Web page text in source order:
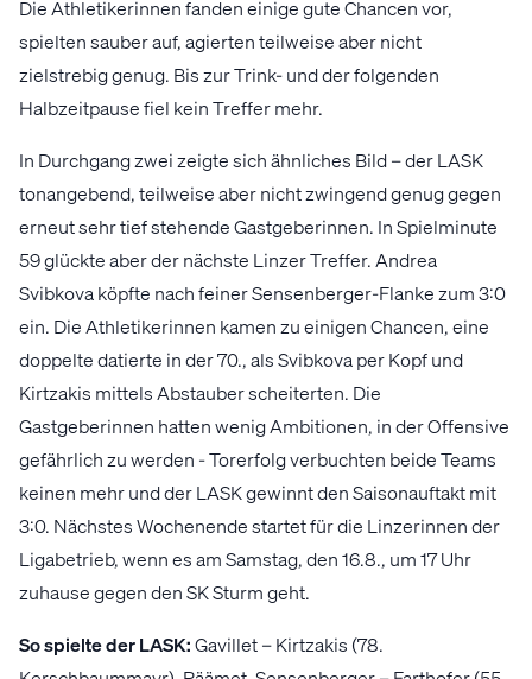
Die Athletikerinnen fanden einige gute Chancen vor,
spielten sauber auf, agierten teilweise aber nicht
zielstrebig genug. Bis zur Trink- und der folgenden
Halbzeitpause fiel kein Treffer mehr.
In Durchgang zwei zeigte sich ähnliches Bild – der LASK
tonangebend, teilweise aber nicht zwingend genug gegen
erneut sehr tief stehende Gastgeberinnen. In Spielminute
59 glückte aber der nächste Linzer Treffer. Andrea
Svibkova köpfte nach feiner Sensenberger-Flanke zum 3:0
ein. Die Athletikerinnen kamen zu einigen Chancen, eine
doppelte datierte in der 70., als Svibkova per Kopf und
Kirtzakis mittels Abstauber scheiterten. Die
Gastgeberinnen hatten wenig Ambitionen, in der Offensive
gefährlich zu werden - Torerfolg verbuchten beide Teams
keinen mehr und der LASK gewinnt den Saisonauftakt mit
3:0. Nächstes Wochenende startet für die Linzerinnen der
Ligabetrieb, wenn es am Samstag, den 16.8., um 17 Uhr
zuhause gegen den SK Sturm geht.
So spielte der LASK:Gavillet – Kirtzakis (78.